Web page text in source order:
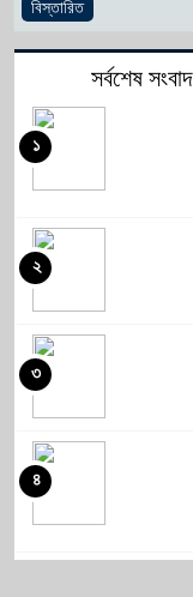
বিস্তারিত
সর্বশেষ সংবাদ
১
২
৩
৪